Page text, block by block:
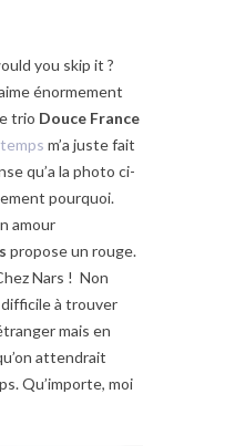
you skip it ?
énormement
trio Douce France
m’a juste fait
qu’a la photo ci-
pourquoi.
amour
propose un rouge.
Nars ! Non
à trouver
mais en
attendrait
Qu’importe, moi